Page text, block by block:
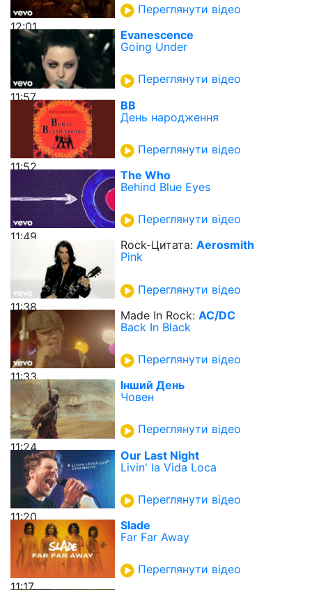
12:01
Переглянути відео
11:57
Evanescence
Going Under
Переглянути відео
11:52
ВВ
День народження
Переглянути відео
11:49
The Who
Behind Blue Eyes
Переглянути відео
11:38
Rock-Цитата: Aerosmith
Pink
Переглянути відео
11:33
Made In Rock: AC/DC
Back In Black
Переглянути відео
11:24
Інший День
Човен
Переглянути відео
11:20
Our Last Night
Livin' la Vida Loca
Переглянути відео
11:17
Slade
Far Far Away
Переглянути відео